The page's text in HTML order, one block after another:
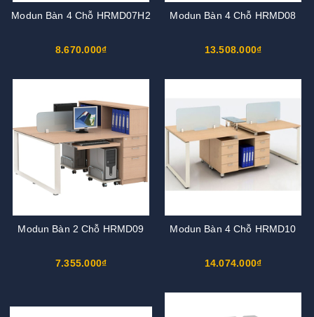
Modun Bàn 4 Chỗ HRMD07H2
8.670.000₫
Modun Bàn 4 Chỗ HRMD08
13.508.000₫
Modun Bàn 2 Chỗ HRMD09
7.355.000₫
Modun Bàn 4 Chỗ HRMD10
14.074.000₫